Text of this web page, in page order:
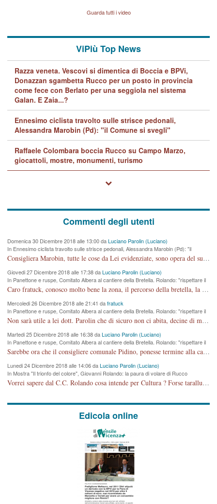
quelle di... Barbara D'UrsoGuarda tutti i video
ViPiù Top News
Razza veneta. Vescovi si dimentica di Boccia e BPVi,
Donazzan sgambetta Rucco per un posto in provincia
come fece con Berlato per una seggiola nel sistema
Galan. E Zaia...?
Ennesimo ciclista travolto sulle strisce pedonali,
Alessandra Marobin (Pd): "il Comune si svegli"
Raffaele Colombara boccia Rucco su Campo Marzo,
giocattoli, mostre, monumenti, turismo
Commenti degli utenti
Domenica 30 Dicembre 2018 alle 13:00 daLuciano Parolin (Luciano)
In Ennesimo ciclista travolto sulle strisce pedonali, Alessandra Marobin (Pd): "il
Comune si svegli"
Consigliera Marobin, tutte le cose da Lei evidenziate, sono opera del suo ex Assessore e compagno di Partito Antonio Marco Dalla Pozza Assessore alla "progettazione" di piste ciclabili e altre porcherie. A lui manderei il conto da saldare per incidenti e danni alle persone. E' ora che "finiamola." Avete perso rassegnatevi. qui IL SINDACO RUCCO NON C'ENTRA PER NIENTE. CAPITO!!!!!!!! Amen.
Giovedi 27 Dicembre 2018 alle 17:38 daLuciano Parolin (Luciano)
In Panettone e ruspe, Comitato Albera al cantiere della Bretella. Rolando: "rispettare il
cronoprogramma"
Caro fratuck, conosco molto bene la zona, il percorso della bretella, la situazione dei cittadini, abito in Viale Trento. A partire dal 2003 ho partecipato al Comitato di Maddalene pro bretella, e a riunioni propositive per apportare modifiche al progetto. Numerose mie foto del territorio sono arrivate a Roma, altri miei interventi (non graditi dalla Sx) sono stati pubblicati dal GdV, assieme ad altri come Ciro Asproso, ora favorevole alla bretella. Ho partecipato alla raccolta firme per la chiusura della strada x 5 giorni eseguita dal Sindaco Hullwech per sforamento 180 Micro/g. Pertanto come impegno per la tematica sono apposto con la coscienza. Ora il Progetto è partito, fine! Voglio dire che la nuova Giunta "comunale" non c'entra più. L'opera sarà "malauguratamente" eseguita, ma non con il mio placet. Il Consigliere Comunale dovrebbe capire che la campagna elettorale è finita, con buona pace di tutti. Quello che invece dovrebbe interessare è la proprietà della strada, dall'uscita autostradale Ovest, sino alla Rotatoria dell'Albara, vi sono tre possessori: Autostrade SpA; La Provincia, il Comune. Come la mettiamo per il futuro ? I costi, da 50 sono saliti a 100 milioni di € come dire 20 milioni a KM (!) da non credere. Comunque si farà. Ma nessuno canti Vittoria, anzi meglio non farne un ulteriore fatto "partitico" per questioni elettorali o di seggio. Se mi manda la sua mail, sono disponibile ad inviare i documenti e le foto sopra descritte. Con ossequi, Luciano Parolin
Mercoledi 26 Dicembre 2018 alle 21:41 dafratuck
In Panettone e ruspe, Comitato Albera al cantiere della Bretella. Rolando: "rispettare il
cronoprogramma"
Non sarà utile a lei dott. Parolin che di sicuro non ci abita, decine di migliaia di TIR, automobili e padroncini che passano quotidianamente per una strada appena rotabile, non è più possibile stendere i panni, attraversare la strada senza rischiare la morte, le case stanno crepando, i tempi sono cambiati e la bretella non passerà assolutamente per maddalene (ma cosa sta a dire?!), dia invece responsabilità a chi ha costruito tagliando la strada che doveva invece terminare a isola vicentina e non al moracchino lasciando Motta di Costabissara ancora in panne di traffico. I tempi sono cambiati dottore e se l'anagrafe della vita stagna nell'essere umano impressioni conservatrici, la società non le considera perchè va avanti, si industrializza e ha bisogno di infrastrutture e di sviluppo. Ultima considerazione, se è geloso di Rolando perchè vede in lui solo campagne politiche mentre si difendono i SOLI diritti dei cittadini, la preghiamo faccia considerazioni più appropriate. Saluti e complimenti per i suoi scritti.
Martedi 25 Dicembre 2018 alle 16:38 daLuciano Parolin (Luciano)
In Panettone e ruspe, Comitato Albera al cantiere della Bretella. Rolando: "rispettare il
cronoprogramma"
Sarebbe ora che il consigliere comunale Pidino, ponesse termine alla campagna elettorale nel territorio del suo seggio Villaggio del Sole. La tiraca è iniziata, distruggerà 6 km di prateria ovest della città, ricca di fonti e sorgenti d'acqua. I cittadini di Maddalene non avranno più Pace la notte. Molta colpa per la costruzione di questa Strada è proprio del signor Rolando,dei suoi gazebo mobili e che vuol far passare questa opera VANDALICA come progetto "utile" a chi ? Non è cosa seria sig. Rolando!
Lunedi 24 Dicembre 2018 alle 14:06 daLuciano Parolin (Luciano)
In Mostra "Il trionfo del colore", Giovanni Rolando: la paura di volare di Rucco
Vorrei sapere dal C.C. Rolando cosa intende per Cultura ? Forse tarallucci, vino e sagre, o spaghetti tricolori del PD ? Il continuo (s)parlare della mostra a Palazzo Chiericati caro consigliere DANNEGGIA FORTEMENTE l'immagine della città TUTTA e fa deviare i consensi che in RUSSIA (badi bene ex U.R.S.S.) sono ECCELLENTI. A livello artistico l'evento è di alta Valenza culturale, COMPITO di Tutta la Cittadinanza fare il possibile per propagandare l'iniziativa senza farne UN CASO PARTITICO come fa Lei da sempre. Meno Gazebo + Partecipazione! E così sia. Amen.
Edicola online